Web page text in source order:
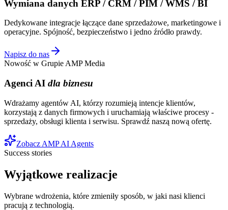
Wymiana danych ERP / CRM / PIM / WMS / BI
Dedykowane integracje łączące dane sprzedażowe, marketingowe i
operacyjne. Spójność, bezpieczeństwo i jedno źródło prawdy.
Napisz do nas
Nowość w Grupie AMP Media
Agenci AI dla biznesu
Wdrażamy agentów AI, którzy rozumieją intencje klientów,
korzystają z danych firmowych i uruchamiają właściwe procesy -
sprzedaży, obsługi klienta i serwisu. Sprawdź naszą nową ofertę.
Zobacz AMP AI Agents
Success stories
Wyjątkowe realizacje
Wybrane wdrożenia, które zmieniły sposób, w jaki nasi klienci
pracują z technologią.